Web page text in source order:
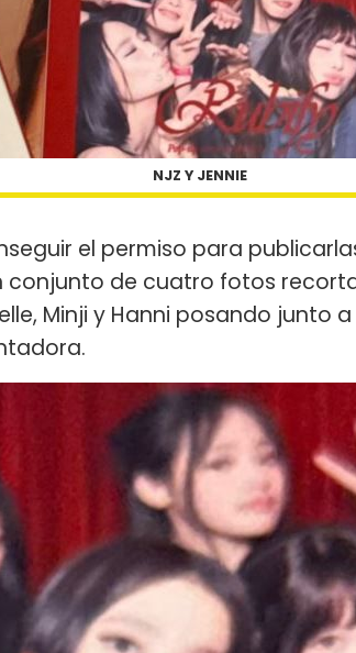
NJZ Y JENNIE
el permiso para
conjunto de cuatro fotos
Minji y Hanni posando junto a